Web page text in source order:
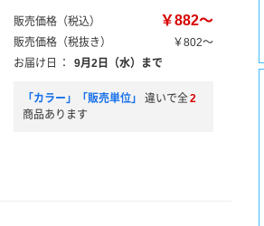
販売価格（税込） ￥882～
販売価格（税抜き）
￥802～
お届け日
： 9月2日（水）まで
「カラー」「販売単位」 違いで全2
商品あります